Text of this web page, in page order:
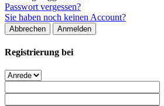
Passwort vergessen?
Sie haben noch keinen Account?
Abbrechen Anmelden
Registrierung bei